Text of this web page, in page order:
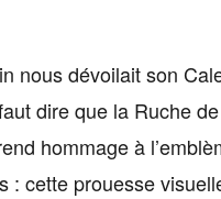
nous dévoilait son
dire que la Ruche
hommage à
cette prouesse